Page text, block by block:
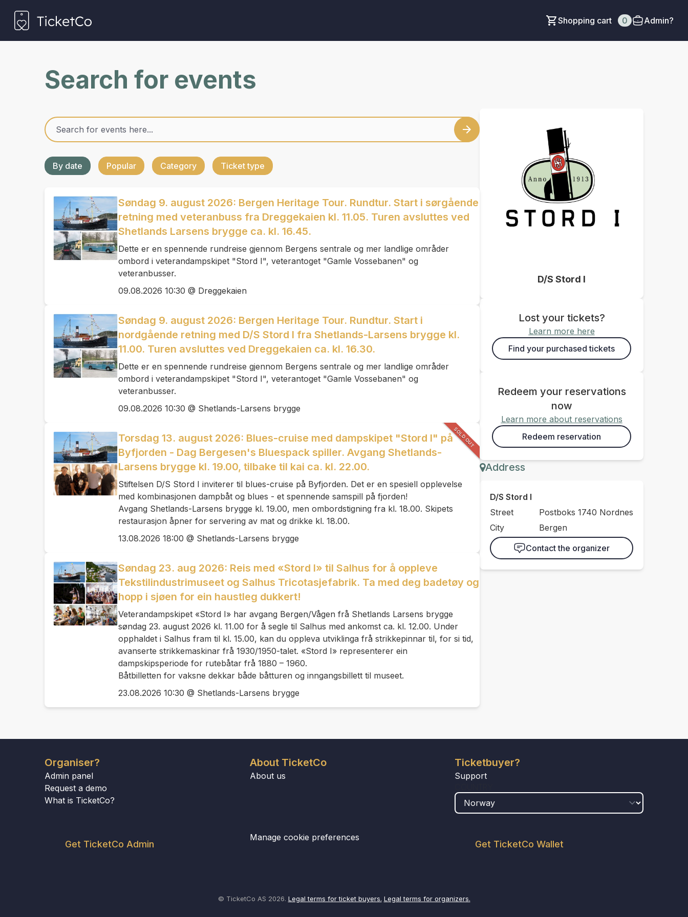
Shopping cart 0 Admin?
Search for events
By date Popular Category Ticket type
Søndag 9. august 2026: Bergen Heritage Tour. Rundtur. Start i sørgående
retning med veteranbuss fra Dreggekaien kl. 11.05. Turen avsluttes ved
Shetlands Larsens brygge ca. kl. 16.45.
Dette er en spennende rundreise gjennom Bergens sentrale og mer landlige områder
ombord i veterandampskipet "Stord I", veterantoget "Gamle Vossebanen" og
veteranbusser.
09.08.2026 10:30 @ Dreggekaien
Søndag 9. august 2026: Bergen Heritage Tour. Rundtur. Start i
nordgående retning med D/S Stord I fra Shetlands-Larsens brygge kl.
11.00. Turen avsluttes ved Dreggekaien ca. kl. 16.30.
Dette er en spennende rundreise gjennom Bergens sentrale og mer landlige områder
ombord i veterandampskipet "Stord I", veterantoget "Gamle Vossebanen" og
veteranbusser.
09.08.2026 10:30 @ Shetlands-Larsens brygge
Torsdag 13. august 2026: Blues-cruise med dampskipet "Stord I" på
Byfjorden - Dag Bergesen's Bluespack spiller. Avgang Shetlands-
Larsens brygge kl. 19.00, tilbake til kai ca. kl. 22.00.
Stiftelsen D/S Stord I inviterer til blues-cruise på Byfjorden. Det er en spesiell opplevelse
med kombinasjonen dampbåt og blues - et spennende samspill på fjorden!
Avgang Shetlands-Larsens brygge kl. 19.00, men ombordstigning fra kl. 18.00. Skipets
restaurasjon åpner for servering av mat og drikke kl. 18.00.
13.08.2026 18:00 @ Shetlands-Larsens brygge
SOLD OUT
Søndag 23. aug 2026: Reis med «Stord I» til Salhus for å oppleve
Tekstilindustrimuseet og Salhus Tricotasjefabrik. Ta med deg badetøy og
hopp i sjøen for ein haustleg dukkert!
Veterandampskipet «Stord I» har avgang Bergen/Vågen frå Shetlands Larsens brygge
søndag 23. august 2026 kl. 11.00 for å segle til Salhus med ankomst ca. kl. 12.00. Under
opphaldet i Salhus fram til kl. 15.00, kan du oppleva utviklinga frå strikkepinnar til, for si tid,
avanserte strikkemaskinar frå 1930/1950-talet. «Stord I» representerer ein
dampskipsperiode for rutebåtar frå 1880 – 1960.
Båtbilletten for vaksne dekkar både båtturen og inngangsbillett til museet.
23.08.2026 10:30 @ Shetlands-Larsens brygge
D/S Stord I
Lost your tickets?
Learn more here
Find your purchased tickets
Redeem your reservations
now
Learn more about reservations
Redeem reservation
Address
D/S Stord I
Street
Postboks 1740 Nordnes
City
Bergen
Contact the organizer
Organiser?
Admin panel
Request a demo
What is TicketCo?
Get TicketCo Admin
About TicketCo
About us
Manage cookie preferences
Ticketbuyer?
Support
Get TicketCo Wallet
© TicketCo AS 2026. Legal terms for ticket buyers. Legal terms for organizers.